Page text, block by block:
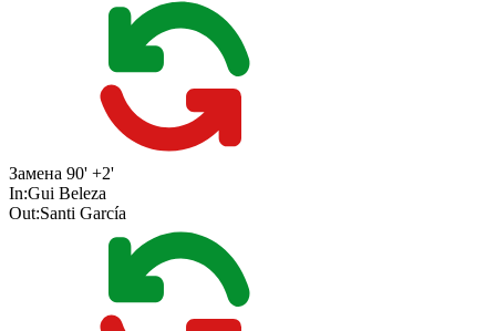
Замена 90' +2'
In:Gui Beleza
Out:Santi García